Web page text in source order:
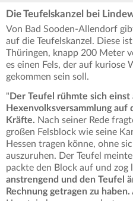
Die Teufelskanzel bei
Von Bad Sooden-Allendorf
auf die Teufelskanzel. Diese
Thüringen, knapp 200 Meter
es einen Fels, der auf kuriose
gekommen sein soll.
"Der Teufel rühmte sich einst
Hexenvolksversammlung auf
Kräfte. Nach seiner Rede
großen Felsblock wie seine
Hessen tragen könne, ohne
auszuruhen. Der Teufel
packte den Block auf und zog
anstrengend und den Teufel
Rechnung getragen zu haben.